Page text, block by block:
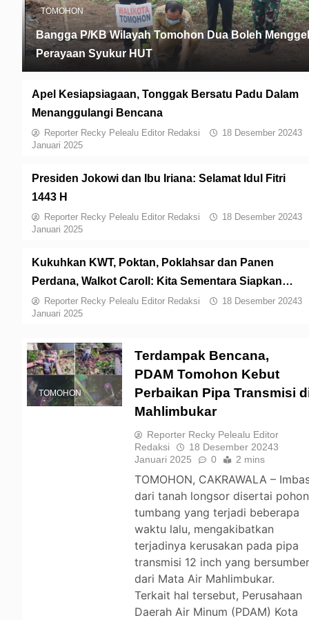
TOMOHON
Bangga P/KB Wilayah Tomohon Dua Boleh
Perayaan Syukur HUT
Apel Kesiapsiagaan, Tonggak Bersatu Padu Dalam
Menanggulangi Bencana
Reporter Recky Pelealu Editor Redaksi 18 Desember 20243
Januari 2025
Presiden Jokowi dan Ibu Iriana: Selamat Idul Fitri
1443 H
Reporter Recky Pelealu Editor Redaksi 18 Desember 20243
Januari 2025
Kukuhkan KWT, Poktan, Poklahsar dan Panen
Perdana, Walkot Caroll: Kita Sementara Siapkan
Pupuk Organik
Reporter Recky Pelealu Editor Redaksi 18 Desember 20243
Januari 2025
TOMOHON
Terdampak Bencana,
PDAM Tomohon Kebut
Perbaikan Pipa Transmisi
Mahlimbukar
Reporter Recky Pelealu Editor
Redaksi
18 Desember 20243
Januari 2025
0 2 mins
TOMOHON, CAKRAWALA –
dari tanah longsor disertai pohon
tumbang yang terjadi beberapa
waktu lalu, mengakibatkan
terjadinya kerusakan pada pipa
transmisi 12 inch yang
dari Mata Air Mahlimbukar.
Terkait hal tersebut, Perusahaan
Daerah Air Minum (PDAM) Kota